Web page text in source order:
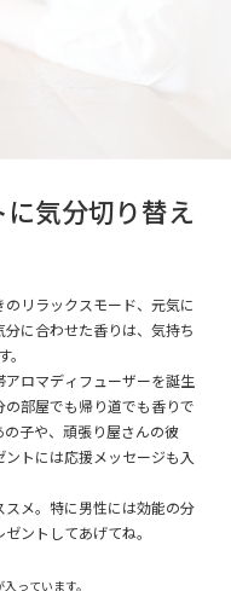
気分切り替え
リラックスモード、元気に
に合わせた香りは、気持ち
ロマディフューザーを誕生
部屋でも帰り道でも香りで
子や、頑張り屋さんの彼
トには応援メッセージも入
メ。特に男性には効能の分
ントしてあげてね。
っています。